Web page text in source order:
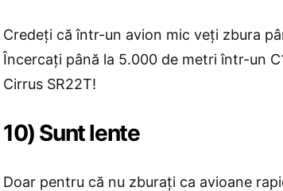
Credeţi că într-un avion mic veţi zbura
Încercați până la 5.000 de metri într-un
Cirrus SR22T!
10) Sunt lente
Doar pentru că nu zburați ca avioane